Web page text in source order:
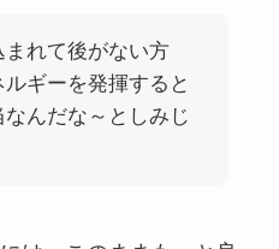
まれて後がない方
ギーを発揮すると
んだな～としみじ